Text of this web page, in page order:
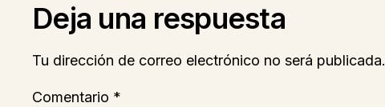
Deja una respuesta
Tu dirección de correo electrónico no será publicada.
Comentario *